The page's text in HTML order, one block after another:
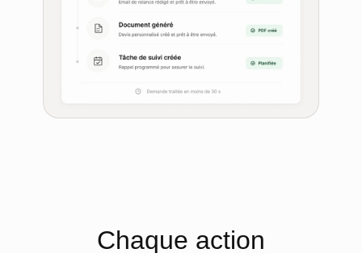
Chaque action